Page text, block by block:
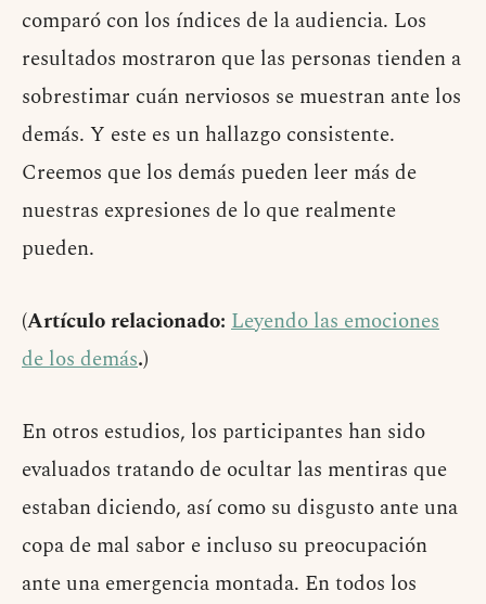
comparó con los índices de la audiencia. Los
resultados mostraron que las personas tienden a
sobrestimar cuán nerviosos se muestran ante los
demás. Y este es un hallazgo consistente.
Creemos que los demás pueden leer más de
nuestras expresiones de lo que realmente
pueden.
(Artículo relacionado: Leyendo las emociones
de los demás.)
En otros estudios, los participantes han sido
evaluados tratando de ocultar las mentiras que
estaban diciendo, así como su disgusto ante una
copa de mal sabor e incluso su preocupación
ante una emergencia montada. En todos los